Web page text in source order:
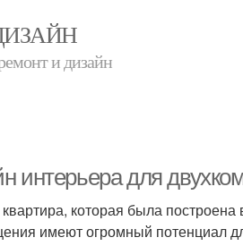
и дизайн
интерьера для
которая была построена
имеют огромный потенциал